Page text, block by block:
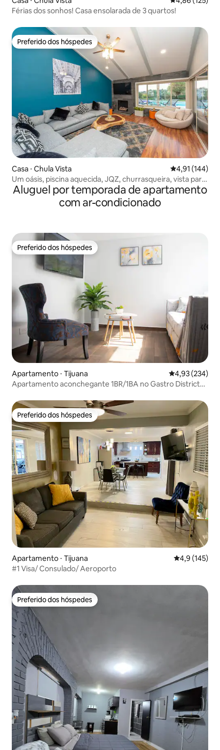
Férias dos sonhos! Casa ensolarada de 3 quartos!
Preferido dos hóspedes
Preferido dos hóspedes
Casa ⋅ Chula Vista 4,91 de uma
4,91 (144)
Um oásis, piscina aquecida, JQZ, churrasqueira, vista para
o mar e montanhas
Aluguel por temporada de apartamento
com ar-condicionado
Preferido dos hóspedes
Preferido dos hóspedes
Apartamento ⋅ Tijuana 4,93 de uma
4,93 (234)
Apartamento aconchegante 1BR/1BA no Gastro District
Preferido dos hóspedes
Preferido dos hóspedes
Apartamento ⋅ Tijuana 4,9 de uma
4,9 (145)
#1 Visa/ Consulado/ Aeroporto
Preferido dos hóspedes
Preferido dos hóspedes